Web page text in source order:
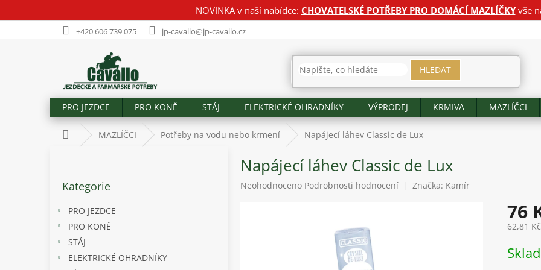
NOVINKA v naší nabídce: CHOVATELSKÉ POTŘEBY PRO DOMÁCÍ MAZLÍČKYvše
+420 606 739 075 jp-cavallo@jp-cavallo.cz
HLEDAT
PRO JEZDCE PRO KONĚ STÁJ ELEKTRICKÉ OHRADNÍKY VÝPRODEJ KRMIVA MAZLÍČCI
Domů MAZLÍČCI Potřeby na vodu nebo krmení Napájecí láhev Classic de Lux
kategorie
Kategorie
PRO JEZDCE
PRO KONĚ
STÁJ
ELEKTRICKÉ OHRADNÍKY
Napájecí láhev Classic de Lux
Průměrné
Neohodnoceno Podrobnosti hodnocení Značka: Kamír
76
62,81
cena: